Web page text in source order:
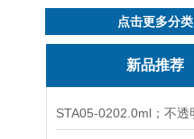
点击更多分类
新品推荐